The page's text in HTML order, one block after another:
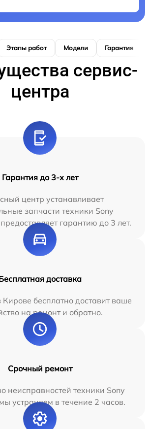
Этапы работ Модели Гарантия
сервис-
центра
Гарантия до 3-х лет
центр устанавливает
запчасти техники Sony
гарантию до 3 лет.
доставка
бесплатно доставит ваше
на ремонт и обратно.
Срочный ремонт
неисправностей техники Sony
устраняем в течение 2 часов.